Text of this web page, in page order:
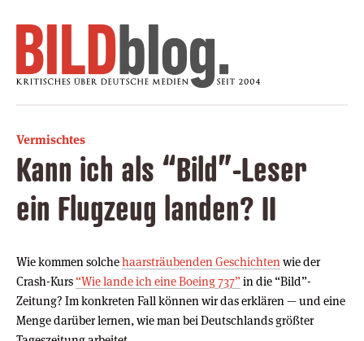
Vermischtes
Kann ich als “Bild”-Leser
ein Flugzeug landen? II
Wie kommen solchehaarsträubenden Geschichten wie der
Crash-Kurs “Wie lande ich eine Boeing 737”in die “Bild”-
Zeitung? Im konkreten Fall können wir das erklären — und eine
Menge darüber lernen, wie man bei Deutschlands größter